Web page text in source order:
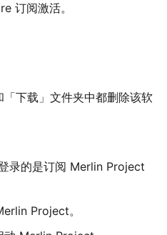
订阅激活。
下载」文件夹中都删除该软
录的是订阅 Merlin Project
Project。